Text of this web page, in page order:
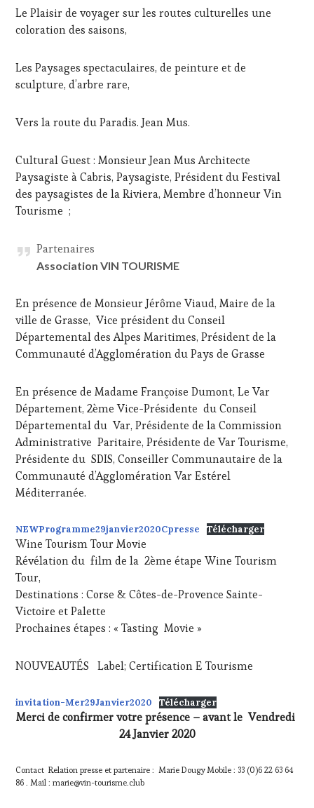
Le Plaisir de voyager sur les routes culturelles une
coloration des saisons,
Les Paysages spectaculaires, de peinture et de
sculpture, d’arbre rare,
Vers la route du Paradis. Jean Mus.
Cultural Guest : Monsieur Jean Mus Architecte
Paysagiste à Cabris, Paysagiste, Président du Festival
des paysagistes de la Riviera, Membre d’honneur Vin
Tourisme ;
Partenaires
Association VIN TOURISME
En présence de Monsieur Jérôme Viaud, Maire de la
ville de Grasse, Vice président du Conseil
Départemental des Alpes Maritimes, Président de la
Communauté d’Agglomération du Pays de Grasse
En présence de Madame Françoise Dumont, Le Var
Département, 2ème Vice-Présidente du Conseil
Départemental du Var, Présidente de la Commission
Administrative Paritaire, Présidente de Var Tourisme,
Présidente du SDIS, Conseiller Communautaire de la
Communauté d’Agglomération Var Estérel
Méditerranée.
NEWProgramme29janvier2020Cpresse Télécharger
Wine Tourism Tour Movie
Révélation du film de la 2ème étape Wine Tourism
Tour,
Destinations : Corse & Côtes-de-Provence Sainte-
Victoire et Palette
Prochaines étapes : « Tasting Movie »
NOUVEAUTÉS Label; Certification E Tourisme
invitation-Mer29Janvier2020 Télécharger
Merci de confirmer votre présence – avant le Vendredi
24 Janvier 2020
Contact Relation presse et partenaire : Marie Dougy Mobile : 33 (0)6 22 63 64
86 . Mail : marie@vin-tourisme.club